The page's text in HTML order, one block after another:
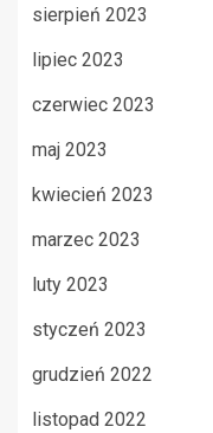
sierpień 2023
lipiec 2023
czerwiec 2023
maj 2023
kwiecień 2023
marzec 2023
luty 2023
styczeń 2023
grudzień 2022
listopad 2022